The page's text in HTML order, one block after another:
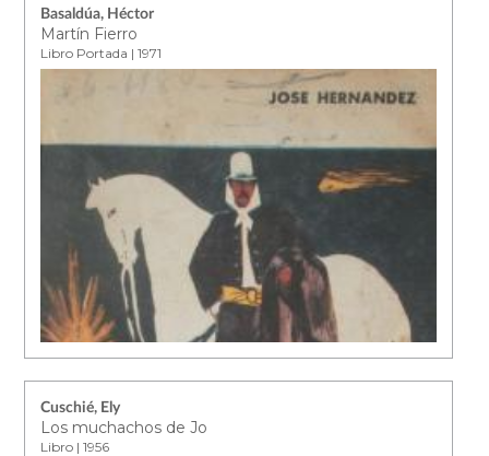
Basaldúa, Héctor
Martín Fierro
Libro Portada | 1971
Cuschié, Ely
Los muchachos de Jo
Libro | 1956